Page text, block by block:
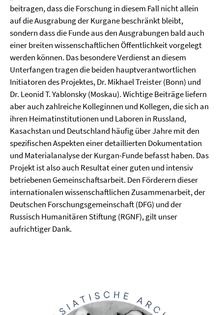
beitragen, dass die Forschung in diesem Fall nicht allein
auf die Ausgrabung der Kurgane beschränkt bleibt,
sondern dass die Funde aus den Ausgrabungen bald auch
einer breiten wissenschaftlichen Öffentlichkeit vorgelegt
werden können. Das besondere Verdienst an diesem
Unterfangen tragen die beiden hauptverantwortlichen
Initiatoren des Projektes, Dr. Mikhael Treister (Bonn) und
Dr. Leonid T. Yablonsky (Moskau). Wichtige Beiträge liefern
aber auch zahlreiche Kolleginnen und Kollegen, die sich an
ihren Heimatinstitutionen und Laboren in Russland,
Kasachstan und Deutschland häufig über Jahre mit den
spezifischen Aspekten einer detaillierten Dokumentation
und Materialanalyse der Kurgan-Funde befasst haben. Das
Projekt ist also auch Resultat einer guten und intensiv
betriebenen Gemeinschaftsarbeit. Den Förderern dieser
internationalen wissenschaftlichen Zusammenarbeit, der
Deutschen Forschungsgemeinschaft (DFG) und der
Russisch Humanitären Stiftung (RGNF), gilt unser
aufrichtiger Dank.